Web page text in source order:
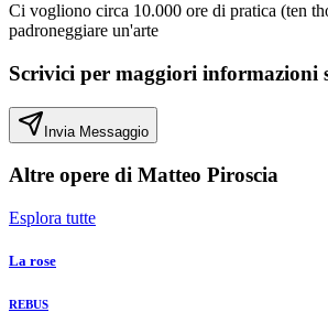
Ci vogliono circa 10.000 ore di pratica (ten
padroneggiare un'arte
Scrivici per maggiori informazioni
Invia Messaggio
Altre opere di Matteo Piroscia
Esplora tutte
La rose
REBUS